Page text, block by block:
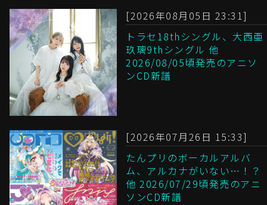
[2026年08月05日 23:31]
トラセ18thシングル、大西亜
玖璃9thシングル 他
2026/08/05頃発売のアニソ
ンCD新譜
[2026年07月26日 15:33]
たんプリのボーカルアルバ
ム、アルカナがいない…！？
他 2026/07/29頃発売のアニ
ソンCD新譜